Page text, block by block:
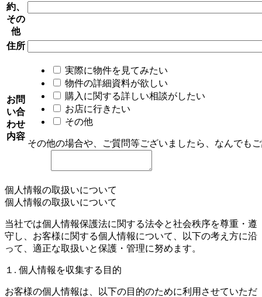
約、
その
他
住所
お問
い合
わせ
内容
実際に物件を見てみたい
物件の詳細資料が欲しい
購入に関する詳しい相談がしたい
お店に行きたい
その他
その他の場合や、ご質問等ございましたら、なんでも
個人情報の取扱いについて
個人情報の取扱いについて
当社では個人情報保護法に関する法令と社会秩序を尊重・遵
守し、お客様に関する個人情報について、以下の考え方に沿
って、適正な取扱いと保護・管理に努めます。
１. 個人情報を収集する目的
お客様の個人情報は、以下の目的のために利用させていただ